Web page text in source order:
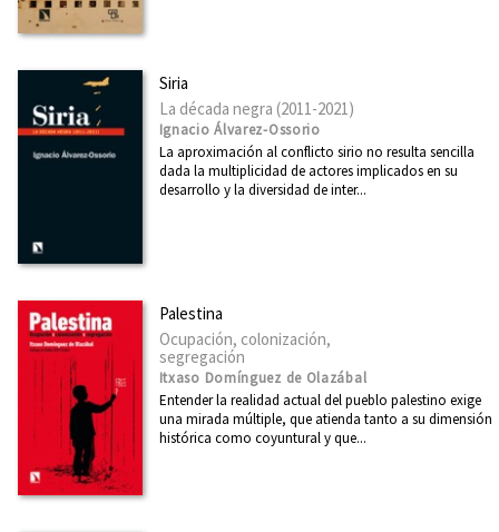
Diseño
Ecología
Economía
Euskadi
Filosofía
Ver todas... (39)
NUESTRAS COLECCIONES
Siria
La década negra (2011-2021)
Ignacio Álvarez-Ossorio
La aproximación al conflicto sirio no resulta sencilla
dada la multiplicidad de actores implicados en su
desarrollo y la diversidad de inter...
Palestina
Ocupación, colonización,
segregación
Itxaso Domínguez de Olazábal
Entender la realidad actual del pueblo palestino exige
una mirada múltiple, que atienda tanto a su dimensión
histórica como coyuntural y que...